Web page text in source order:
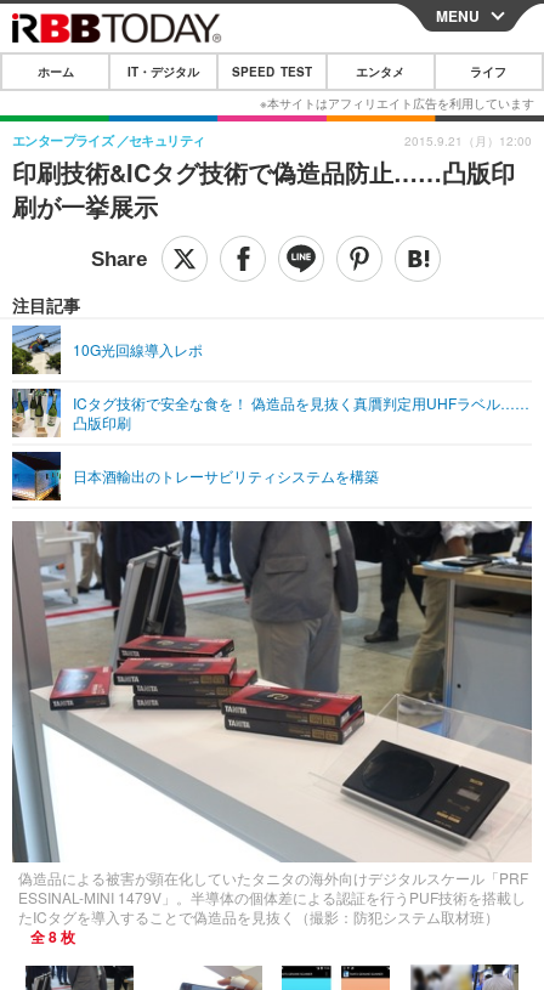
CLOSE
ホーム
IT・デジタル
IT・デジタルTOP スマートフォン
ショッピング その他
SPEED TEST
エンタメTOP 映画・ドラマ
グラビア
ショッピング
ライフTOP
その他
リリース一覧
プッシュ通知の停止方法
MENU
ホーム IT・デジタル SPEED TEST エンタメ ライフ
印刷技術&ICタグ技術で偽造品防止……凸版印
刷が一挙展示
エンタープライズ セキュリティ
注目記事
10G光回線導入レポ
ICタグ技術で安全な食を！ 偽造品を見抜く真贋判定用UHFラベル……
凸版印刷
日本酒輸出のトレーサビリティシステムを構築
2015.9.21（月）12:00
偽造品による被害が顕在化していたタニタの海外向けデジタルスケール「PRF
ESSINAL-MINI 1479V」。半導体の個体差による認証を行うPUF技術を搭載し
たICタグを導入することで偽造品を見抜く（撮影：防犯システム取材班）
全 8 枚